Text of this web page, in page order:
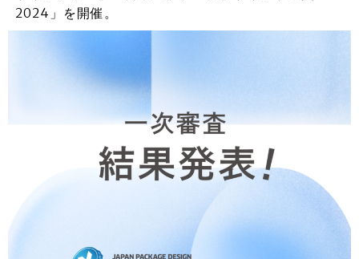
2024」を開催。